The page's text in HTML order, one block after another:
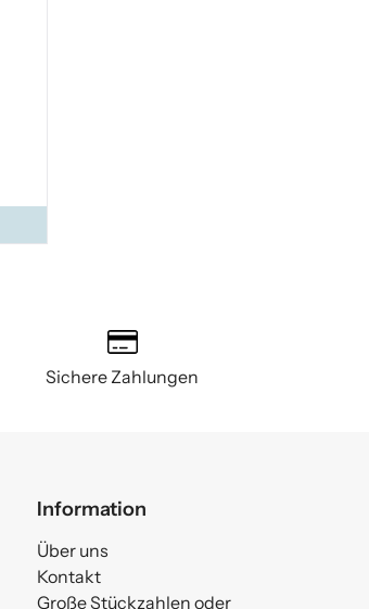
Sichere Zahlungen
Information
Über uns
Kontakt
Große Stückzahlen oder